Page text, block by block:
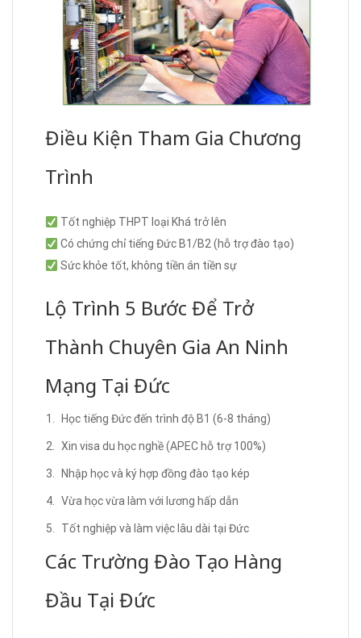
Điều Kiện Tham Gia Chương
Trình
Tốt nghiệp THPT loại Khá trở lên
Có chứng chỉ tiếng Đức B1/B2 (hỗ trợ đào tạo)
Sức khỏe tốt, không tiền án tiền sự
Lộ Trình 5 Bước Để Trở
Thành Chuyên Gia An Ninh
Mạng Tại Đức
Học tiếng Đức đến trình độ B1 (6-8 tháng)
Xin visa du học nghề (APEC hỗ trợ 100%)
Nhập học và ký hợp đồng đào tạo kép
Vừa học vừa làm với lương hấp dẫn
Tốt nghiệp và làm việc lâu dài tại Đức
Các Trường Đào Tạo Hàng
Đầu Tại Đức